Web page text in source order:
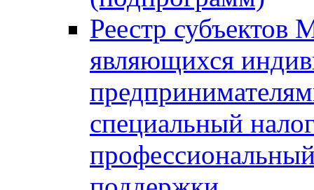
Реестр
являющихся
специальный